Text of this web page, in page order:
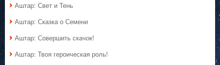
Аштар: Свет и Тень
Аштар: Сказка о Семени
Аштар: Совершить скачок!
Аштар: Твоя героическая роль!